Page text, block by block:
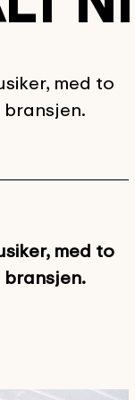
med to
med to